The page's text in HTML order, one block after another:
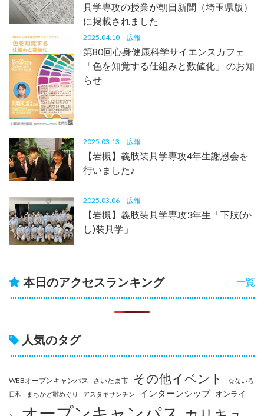
具学専攻の授業が朝日新聞（埼玉県版）
に掲載されました
2025.04.10 広報
第80回心身健康科学サイエンスカフェ
「色を知覚する仕組みと数値化」 のお知
らせ
2025.03.13 広報
【岩槻】義肢装具学専攻4年生謝恩会を
行いました♪
2025.03.06 広報
【岩槻】義肢装具学専攻3年生「下肢(か
し)装具学」
一覧
本日のアクセスランキング
人気のタグ
WEBオープンキャンパス さいたま市 その他イベント
なないろ
日和
まちかど雛めぐり アスタキサンチン インターンシップ オンライ